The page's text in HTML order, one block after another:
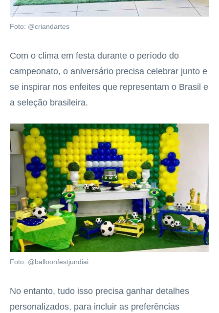
Foto: @criandartes
Com o clima em festa durante o período do
campeonato, o aniversário precisa celebrar junto e
se inspirar nos enfeites que representam o Brasil e
a seleção brasileira.
Foto: @balloonfestjundiai
No entanto, tudo isso precisa ganhar detalhes
personalizados, para incluir as preferências